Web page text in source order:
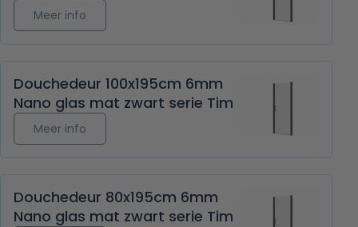
Meer info
Douchedeur 100x195cm 6mm
Nano glas mat zwart serie Tim
Meer info
Douchedeur 80x195cm 6mm
Nano glas mat zwart serie Tim